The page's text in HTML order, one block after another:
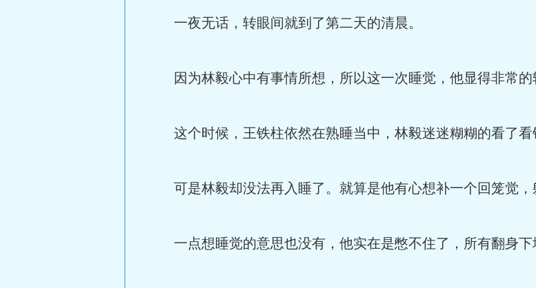
一夜无话，转眼间就到了第二天的清晨。
因为林毅心中有事情所想，所以这一次睡觉，他显得非常的
这个时候，王铁柱依然在熟睡当中，林毅迷迷糊糊的看了看
可是林毅却没法再入睡了。就算是他有心想补一个回笼觉，
一点想睡觉的意思也没有，他实在是憋不住了，所有翻身下